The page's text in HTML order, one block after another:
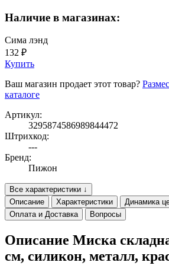
Наличие в магазинах:
Сима лэнд
132 ₽
Купить
Ваш магазин продает этот товар?
каталоге
Артикул:
3295874586989844472
Штрихкод:
---
Бренд:
Пижон
Все характеристики ↓
Описание
Характеристики Динамика
Оплата и Доставка
Вопросы
Описание Миска
см, силикон, металл,